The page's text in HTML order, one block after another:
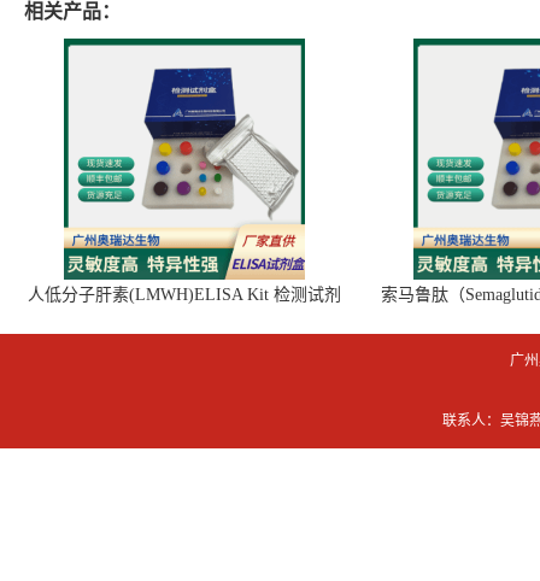
相关产品：
人低分子肝素(LMWH)ELISA Kit 检测试剂
索马鲁肽（
广
联系人：吴锦